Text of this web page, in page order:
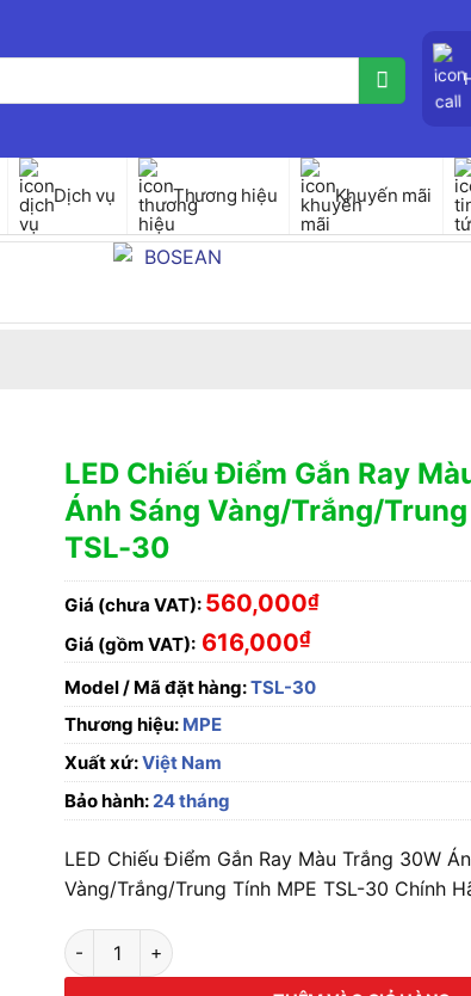
Dịch vụ Thương hiệu Khuyến mãi
LED Chiếu Điểm Gắn Ray
Ánh Sáng Vàng/Trắng/
TSL-30
Giá (chưa VAT): 560,000₫
Giá (gồm VAT): 616,000₫
Model / Mã đặt hàng:TSL-30
Thương hiệu: MPE
Xuất xứ:Việt Nam
Bảo hành:24 tháng
LED Chiếu Điểm Gắn Ray Màu Trắng 30W
Vàng/Trắng/Trung Tính MPE TSL-30 Chính
LED Chiếu Điểm Gắn Ray Màu Trắng 30W Ánh